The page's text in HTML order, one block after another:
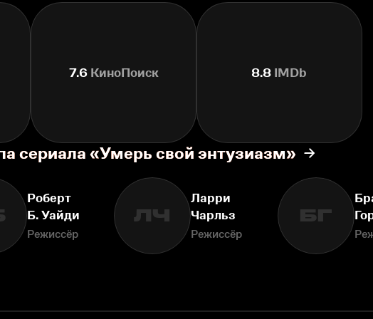
7.6КиноПоиск 8.8 IMDb
сериала «Умерь свой энтузиазм»
Роберт
Б. Уайди
Режиссёр
ЛЧ
Ларри
Чарльз
Режиссёр
БГ